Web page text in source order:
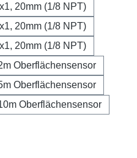
20mm (1/8 NPT)
20mm (1/8 NPT)
20mm (1/8 NPT)
Oberflächensensor
Oberflächensensor
Oberflächensensor